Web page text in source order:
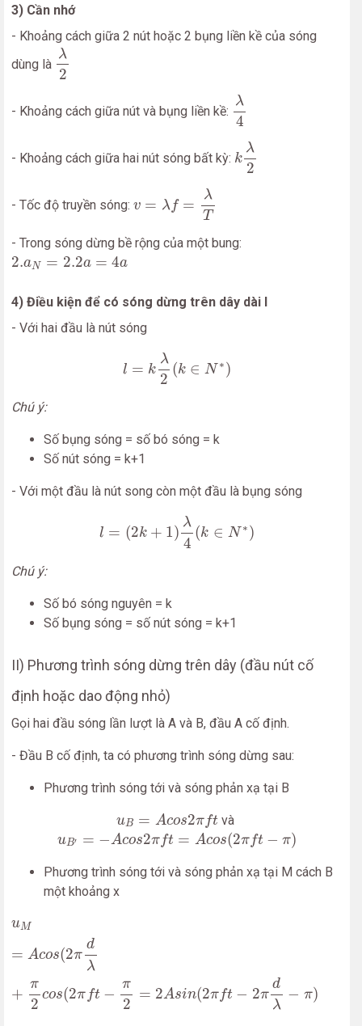
3) Cần nhớ
- Khoảng cách giữa 2 nút hoặc 2 bụng liền kề của sóng
dùng là
λ
2
λ2
- Khoảng cách giữa nút và bụng liền kề:
λ
4
λ4
- Khoảng cách giữa hai nút sóng bất kỳ: k
λ
2
λ2
- Tốc độ truyền sóng: v = λf =
λ
T
- Trong sóng dừng bề rộng của một bung:
2.aN = 2.2a = 4a
2. a = 2.2 a=4
4) Điều kiện để có sóng dừng trên dây dài l
- Với hai đầu là nút sóng
l = k
λ
2
(k ∈ N ∗)
(k
Chú ý:
Số bụng sóng = số bó sóng = k
Số nút sóng = k+1
- Với một đầu là nút song còn một đầu là bụng sóng
l = (2k + 1)
λ
4
(k ∈ N ∗)
∈
Chú ý:
Số bó sóng nguyên = k
Số bụng sóng = số nút sóng = k+1
II) Phương trình sóng dừng trên dây (đầu nút cố
định hoặc dao động nhỏ)
Gọi hai đầu sóng lần lượt là A và B, đầu A cố định.
- Đầu B cố định, ta có phương trình sóng dừng sau:
Phương trình sóng tới và sóng phản xạ tại B
uB = Acos2πft
o π và
uB′ = − Acos2πft = Acos(2πft − π)
os2 πf t=Acos(2π ft− )
Phương trình sóng tới và sóng phản xạ tại M cách B
một khoảng x
uM
= Acos(2π
d
λ
+
π
2
cos(2π ft −
π
2
= 2Asin(2πft − 2π
d
λ
− π)
uM